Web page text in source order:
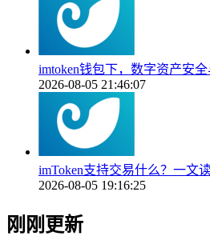
imtoken钱包下，数字资产安
2026-08-05 21:46:07
imToken支持交易什么？一文
2026-08-05 19:16:25
刚刚更新